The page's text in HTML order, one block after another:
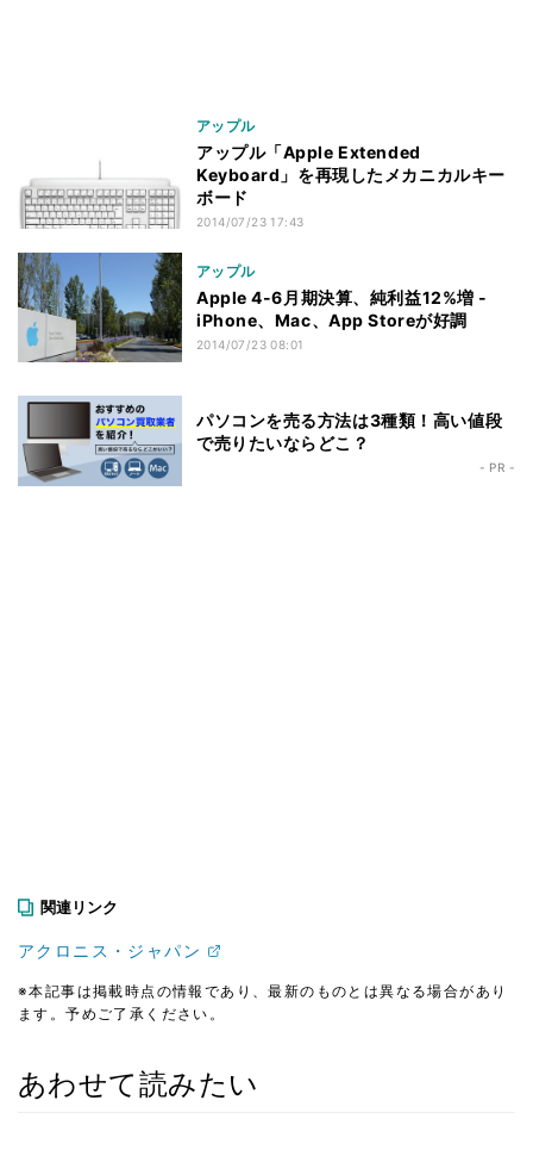
アップル
アップル「Apple Extended
Keyboard」を再現したメカニカルキー
ボード
2014/07/23 17:43
アップル
Apple 4-6月期決算、純利益12%増 -
iPhone、Mac、App Storeが好調
2014/07/23 08:01
パソコンを売る方法は3種類！高い値段
で売りたいならどこ？
- PR -
関連リンク
アクロニス・ジャパン
※本記事は掲載時点の情報であり、最新のものとは異なる場合があり
ます。予めご了承ください。
あわせて読みたい